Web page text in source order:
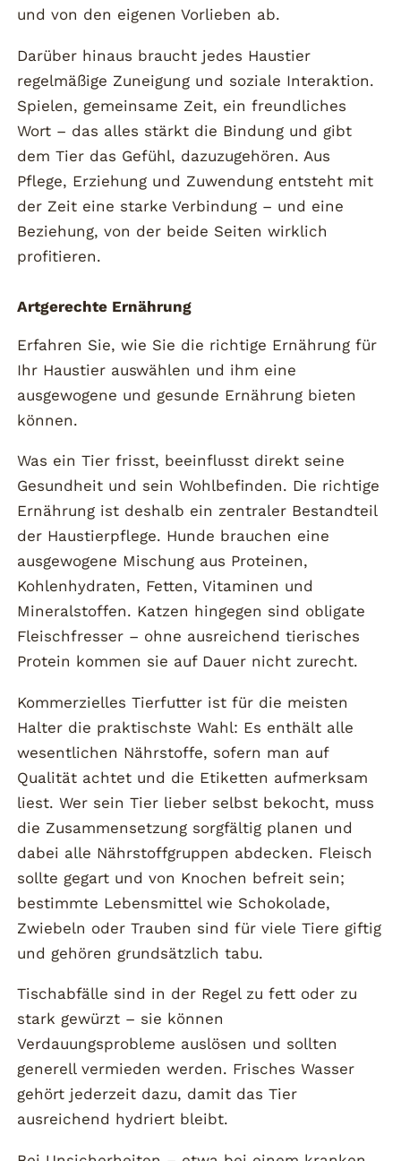
und von den eigenen Vorlieben ab.
Darüber hinaus braucht jedes Haustier
regelmäßige Zuneigung und soziale Interaktion.
Spielen, gemeinsame Zeit, ein freundliches
Wort – das alles stärkt die Bindung und gibt
dem Tier das Gefühl, dazuzugehören. Aus
Pflege, Erziehung und Zuwendung entsteht mit
der Zeit eine starke Verbindung – und eine
Beziehung, von der beide Seiten wirklich
profitieren.
Artgerechte Ernährung
Erfahren Sie, wie Sie die richtige Ernährung für
Ihr Haustier auswählen und ihm eine
ausgewogene und gesunde Ernährung bieten
können.
Was ein Tier frisst, beeinflusst direkt seine
Gesundheit und sein Wohlbefinden. Die richtige
Ernährung ist deshalb ein zentraler Bestandteil
der Haustierpflege. Hunde brauchen eine
ausgewogene Mischung aus Proteinen,
Kohlenhydraten, Fetten, Vitaminen und
Mineralstoffen. Katzen hingegen sind obligate
Fleischfresser – ohne ausreichend tierisches
Protein kommen sie auf Dauer nicht zurecht.
Kommerzielles Tierfutter ist für die meisten
Halter die praktischste Wahl: Es enthält alle
wesentlichen Nährstoffe, sofern man auf
Qualität achtet und die Etiketten aufmerksam
liest. Wer sein Tier lieber selbst bekocht, muss
die Zusammensetzung sorgfältig planen und
dabei alle Nährstoffgruppen abdecken. Fleisch
sollte gegart und von Knochen befreit sein;
bestimmte Lebensmittel wie Schokolade,
Zwiebeln oder Trauben sind für viele Tiere giftig
und gehören grundsätzlich tabu.
Tischabfälle sind in der Regel zu fett oder zu
stark gewürzt – sie können
Verdauungsprobleme auslösen und sollten
generell vermieden werden. Frisches Wasser
gehört jederzeit dazu, damit das Tier
ausreichend hydriert bleibt.